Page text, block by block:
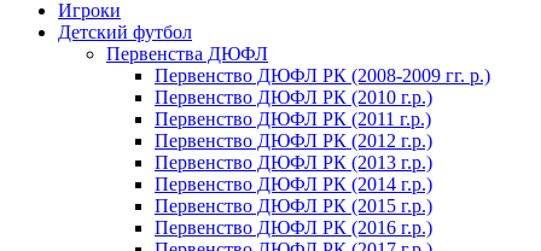
Игроки
Детский футбол
Первенства ДЮФЛ
Первенство ДЮФЛ РК (2008-2009 гг. р.)
Первенство ДЮФЛ РК (2010 г.р.)
Первенство ДЮФЛ РК (2011 г.р.)
Первенство ДЮФЛ РК (2012 г.р.)
Первенство ДЮФЛ РК (2013 г.р.)
Первенство ДЮФЛ РК (2014 г.р.)
Первенство ДЮФЛ РК (2015 г.р.)
Первенство ДЮФЛ РК (2016 г.р.)